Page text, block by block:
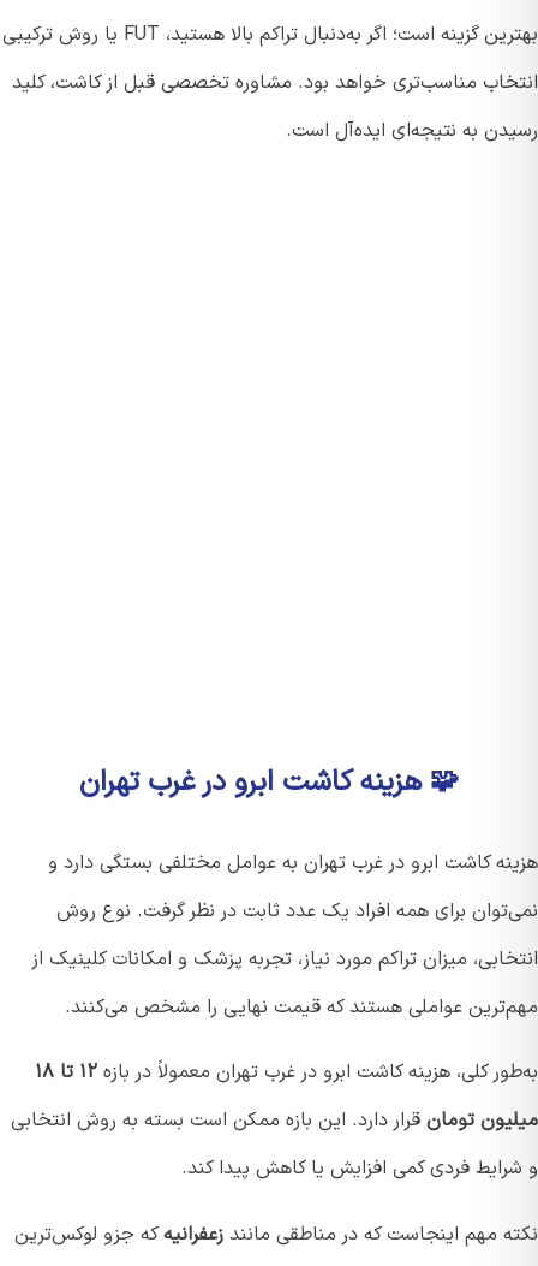
بهترین گزینه است؛ اگر به‌دنبال تراکم بالا هستید، FUT یا روش ترکیبی
مناسب‌تری خواهد بود. مشاوره تخصصی قبل از کاشت، کلید
به نتیجه‌ای ایده‌آل است.
🧩 هزینه کاشت ابرو در غرب تهران
کاشت ابرو در غرب تهران به عوامل مختلفی بستگی دارد و
برای همه افراد یک عدد ثابت در نظر گرفت. نوع روش
میزان تراکم مورد نیاز، تجربه پزشک و امکانات کلینیک از
عواملی هستند که قیمت نهایی را مشخص می‌کنند.
کلی، هزینه کاشت ابرو در غرب تهران معمولاً در بازه
۱۲ تا ۱۸
تومانقرار دارد. این بازه ممکن است بسته به روش انتخابی
فردی کمی افزایش یا کاهش پیدا کند.
مهم اینجاست که در مناطقی مانندزعفرانیهکه جزو لوکس‌ترین